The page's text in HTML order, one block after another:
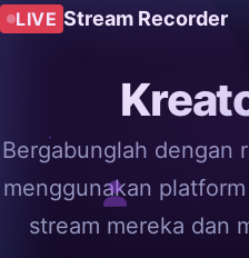
LIVE Stream Recorder
Bergabunglah dengan
menggunakan
stream mereka dan